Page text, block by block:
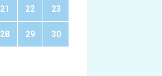
21 22 23
28 29 30